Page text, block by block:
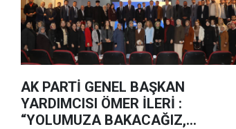
AK PARTİ GENEL BAŞKAN
YARDIMCISI ÖMER İLERİ :
“YOLUMUZA BAKACAĞIZ,